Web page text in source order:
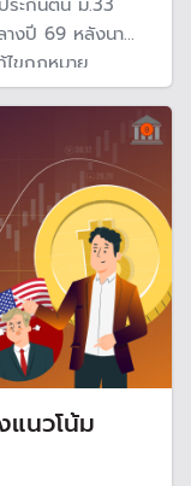
างปี 69 หลังนา
ไขกฎหมาย
แนวโน้ม